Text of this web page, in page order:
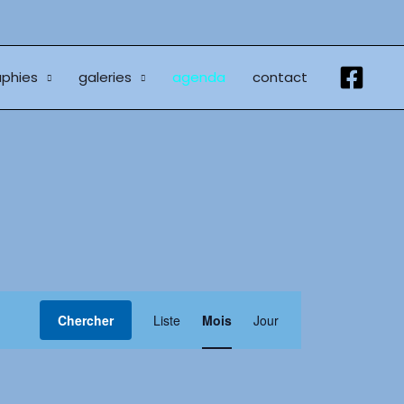
galeries agenda contact
Chercher
Navigation
de
Liste Mois Jour